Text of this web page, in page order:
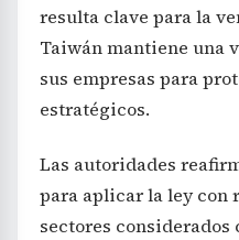
resulta clave para la
Taiwán mantiene una
sus empresas para
estratégicos.
Las autoridades
para aplicar la ley con
sectores